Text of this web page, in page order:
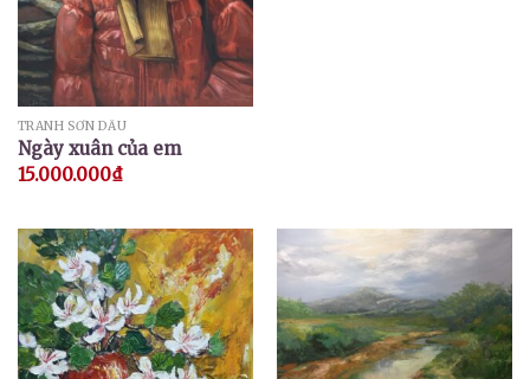
TRANH SƠN DẦU
Ngày xuân của em
15.000.000₫